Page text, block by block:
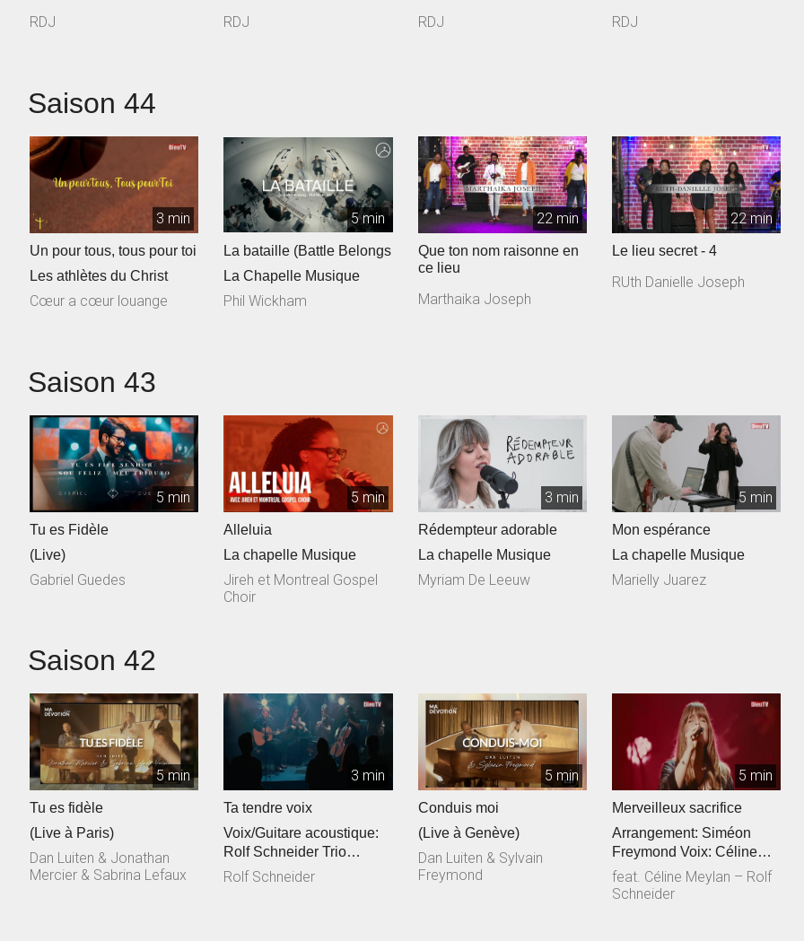
RDJ RDJ RDJ RDJ
Saison 44
3 min
Un pour tous, tous pour toi
Les athlètes du Christ
Cœur a cœur louange
5 min
La bataille (Battle Belongs
La Chapelle Musique
Phil Wickham
22 min
Que ton nom raisonne en
ce lieu
Marthaika Joseph
22 min
Le lieu secret - 4
RUth Danielle Joseph
Saison 43
5 min
Tu es Fidèle
(Live)
Gabriel Guedes
5 min
Alleluia
La chapelle Musique
Jireh et Montreal Gospel
Choir
3 min
Rédempteur adorable
La chapelle Musique
Myriam De Leeuw
5 min
Mon espérance
La chapelle Musique
Marielly Juarez
Saison 42
5 min
Tu es fidèle
(Live à Paris)
Dan Luiten & Jonathan
Mercier & Sabrina Lefaux
3 min
Ta tendre voix
Voix/Guitare acoustique:
Rolf Schneider Trio
cordes: Philippe & Jessica
Rolf Schneider
5 min
Conduis moi
(Live à Genève)
Dan Luiten & Sylvain
Freymond
5 min
Merveilleux sacrifice
Arrangement: Siméon
Freymond Voix: Céline
Meylan Guitare
acoustique: Rolf Sc...
feat. Céline Meylan – Rolf
Schneider